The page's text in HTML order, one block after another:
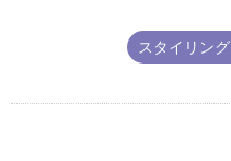
スタイリン